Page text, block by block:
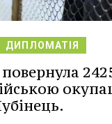
ДИПЛОМАТІЯ